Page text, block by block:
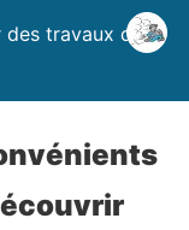
des travaux dans